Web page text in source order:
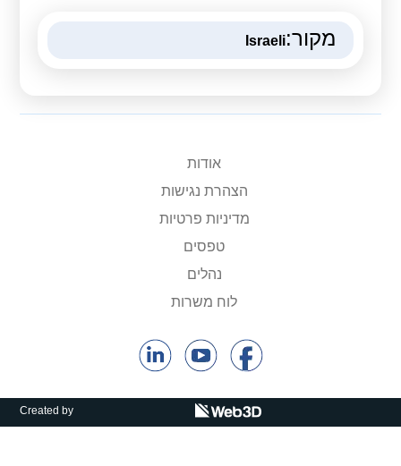
מקור:Israeli
אודות
הצהרת נגישות
מדיניות פרטיות
טפסים
נהלים
לוח משרות
Created by